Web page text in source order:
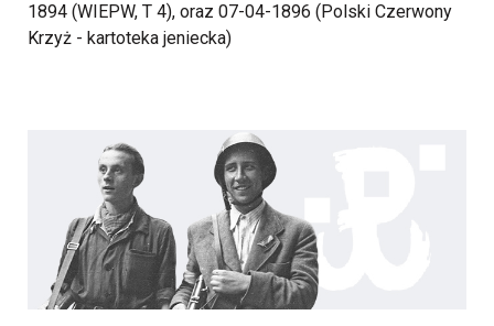
1894 (WIEPW, T 4), oraz 07-04-1896 (Polski Czerwony
Krzyż - kartoteka jeniecka)